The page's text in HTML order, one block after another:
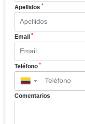
Apellidos *
Email *
Teléfono *
▼
Comentarios